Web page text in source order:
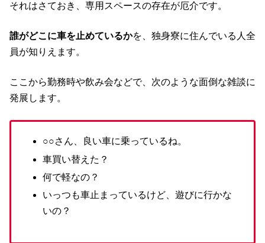
それはさておき、専用スペースの存在が厄介です。
誰がどこに車を止めているかを、独身寮に住んでいる人全
員が知りえます。
ここから勤務時や飲み会などで、次のような面倒な雑談に
発展します。
○○さん、良い車に乗っているね。
車買い替えた？
何で軽なの？
いっつも車止まっているけど、遊びに行かな
いの？